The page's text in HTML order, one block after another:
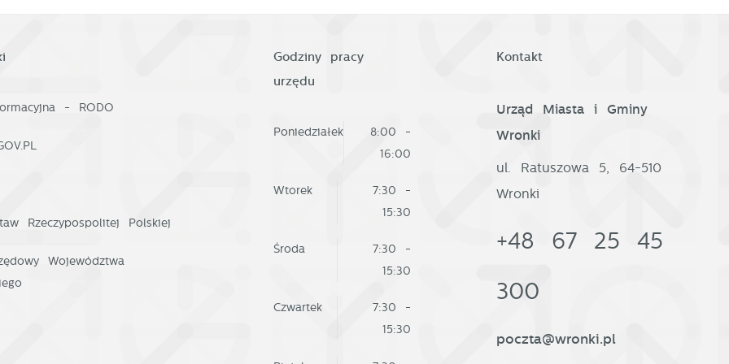
- RODO
Rzeczypospolitej Polskiej
Województwa
Godziny pracy
urzędu
Poniedziałek
8:00 -
16:00
Wtorek
7:30 -
15:30
Środa
7:30 -
15:30
Czwartek
7:30 -
15:30
Kontakt
Urząd Miasta i Gminy
Wronki
ul. Ratuszowa 5, 64-510
Wronki
+48 67 25 45
300
poczta@wronki.pl